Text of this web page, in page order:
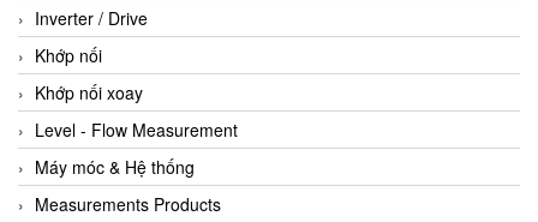
Inverter / Drive
Khớp nối
Khớp nối xoay
Level - Flow Measurement
Máy móc & Hệ thống
Measurements Products